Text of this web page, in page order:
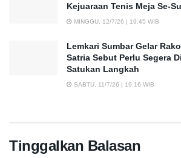
Kejuaraan Tenis Meja Se-
MINGGU, 12/7/26 | 19:45 WIB
Lemkari Sumbar Gelar
Satria Sebut Perlu Segera
Satukan Langkah
SABTU, 11/7/26 | 19:16 WIB
Tinggalkan Balasan